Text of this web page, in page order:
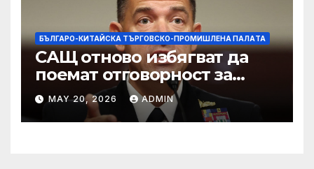
БЪЛГАРО-КИТАЙСКА ТЪРГОВСКО-ПРОМИШЛЕНА ПАЛAТА
САЩ отново избягват да
поемат отговорност за
нападението в училище в
Иран, при което загинаха
155 души
MAY 20, 2026 ADMIN